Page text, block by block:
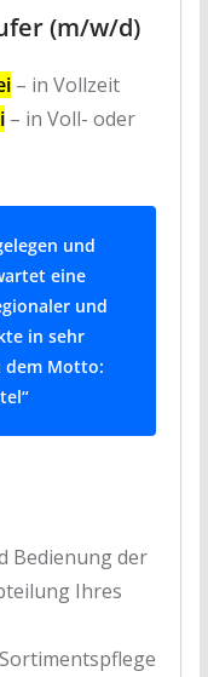
(m/w/d)
– in Vollzeit
– in Voll- oder
und
eine
und
in sehr
dem Motto:
Bedienung der
Ihres